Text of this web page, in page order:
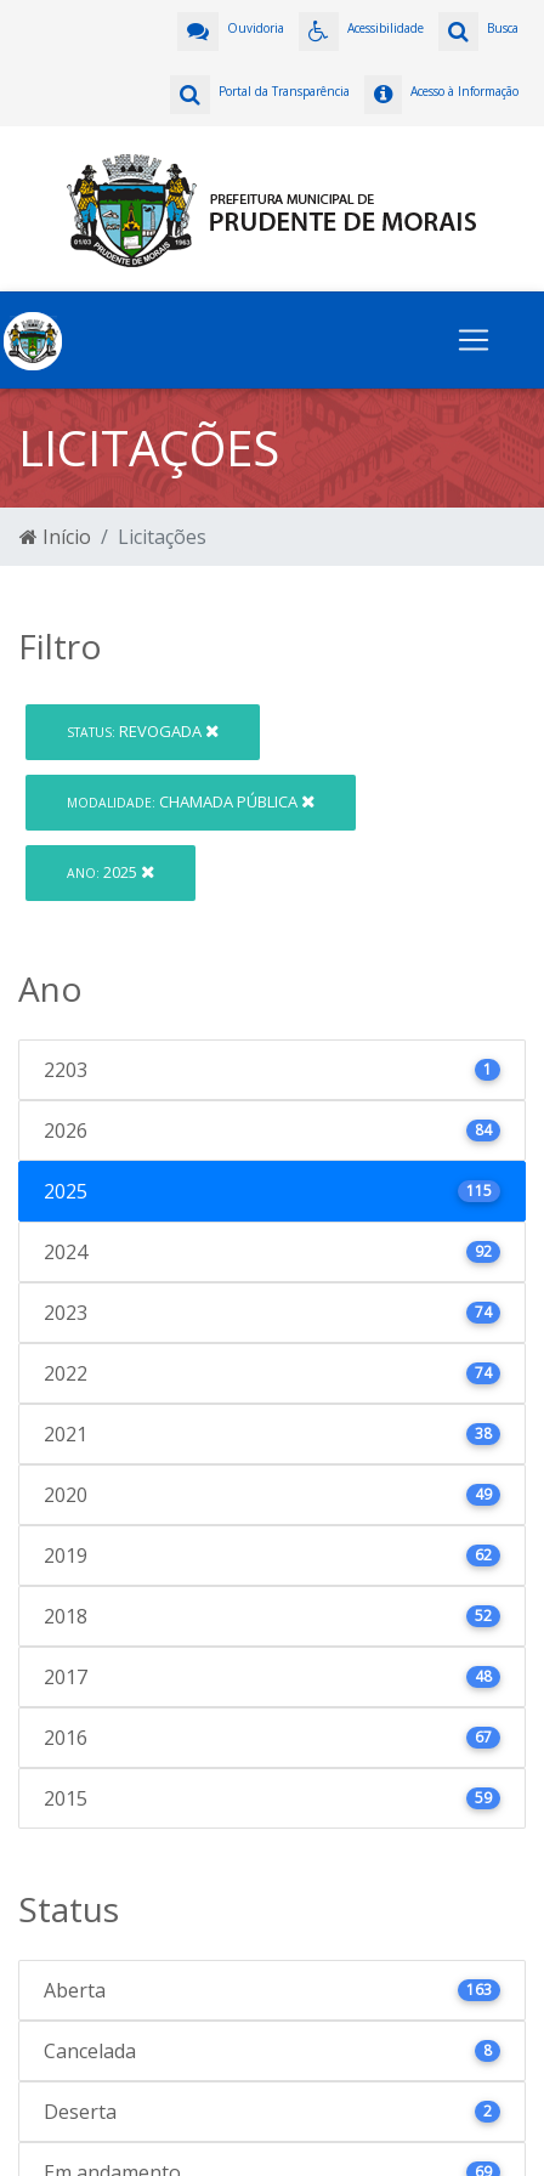
Busca
Acessibilidade
Ouvidoria
Acesso à Informação
Portal da Transparência
LICITAÇÕES
Início Licitações
Filtro
STATUS: REVOGADA
MODALIDADE: CHAMADA PÚBLICA
ANO: 2025
Ano
2203 1
2026 84
2025 115
2024 92
2023 74
2022 74
2021 38
2020 49
2019 62
2018 52
2017 48
2016 67
2015 59
Status
Aberta 163
Cancelada 8
Deserta 2
69